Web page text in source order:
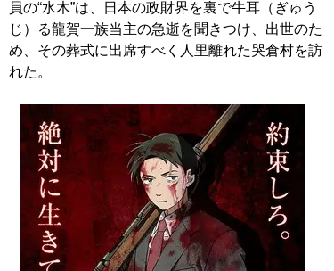
員の“水木”は、日本の政財界を裏で牛耳（ぎゅう
じ）る龍賀一族当主の急逝を聞きつけ、出世のた
め、その葬式に出席すべく人里離れた哭倉村を訪
れた。